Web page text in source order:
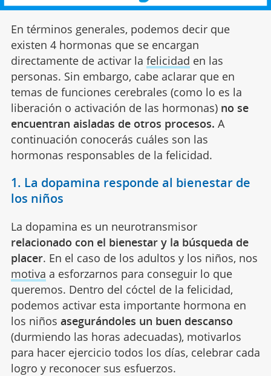
En términos generales, podemos decir que
existen 4 hormonas que se encargan
directamente de activar la felicidad en las
personas. Sin embargo, cabe aclarar que en
temas de funciones cerebrales (como lo es la
liberación o activación de las hormonas) no se
encuentran aisladas de otros procesos. A
continuación conocerás cuáles son las
hormonas responsables de la felicidad.
1. La dopamina responde al bienestar de
los niños
La dopamina es un neurotransmisor
relacionado con el bienestar y la búsqueda de
placer. En el caso de los adultos y los niños, nos
motiva a esforzarnos para conseguir lo que
queremos. Dentro del cóctel de la felicidad,
podemos activar esta importante hormona en
los niños asegurándoles un buen descanso
(durmiendo las horas adecuadas), motivarlos
para hacer ejercicio todos los días, celebrar cada
logro y reconocer sus esfuerzos.